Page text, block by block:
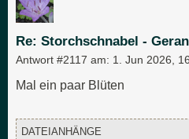
Re: Storchschnabel -
Antwort #2117 am: 1. Jun 2026,
Mal ein paar Blüten
DATEIANHÄNGE